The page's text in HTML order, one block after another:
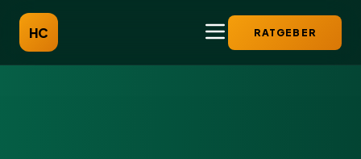
HC RATGEBER